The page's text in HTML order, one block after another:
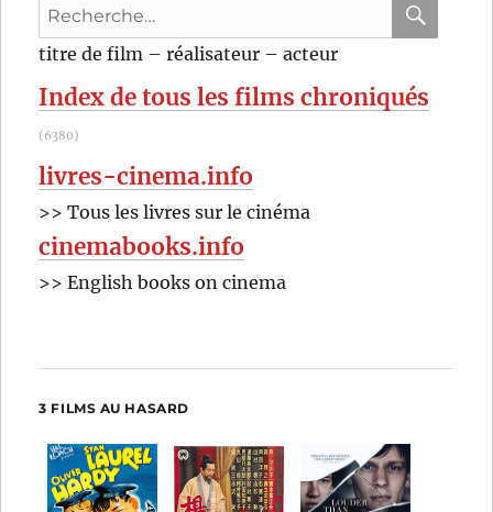
de
Korda
Recherche
pour
titre de film – réalisateur – acteur
Index de tous les films chroniqués
(6380)
livres-cinema.info
>> Tous les livres sur le cinéma
cinemabooks.info
>> English books on cinema
3 FILMS AU HASARD